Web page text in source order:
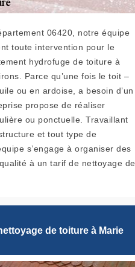
06420, notre équipe
toute intervention pour le
hydrofuge de toiture à
Parce qu’une fois le toit –
ou en ardoise, a besoin d’un
propose de réaliser
ou ponctuelle. Travaillant
et tout type de
s’engage à organiser des
à un tarif de nettoyage de
de toiture à Marie